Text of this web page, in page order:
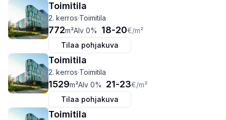
Toimitila
2. kerros·Toimitila
772m²Alv 0% 18-20€/m²
Tilaa pohjakuva
Toimitila
2. kerros·Toimitila
1529m²Alv 0% 21-23€/m²
Tilaa pohjakuva
Toimitila